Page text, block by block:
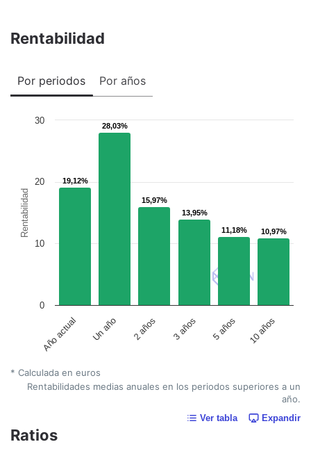
Rentabilidad
Por periodos Por años
Rentabilidad
19,12%
19,12%
28,03%
28,03%
15,97%
15,97%
13,95%
13,95%
11,18%
11,18% 10,97%
10,97%
Año actual Un año 2 años 3 años 5 años 10 años
0
10
20
30
* Calculada en euros
Rentabilidades medias anuales en los periodos superiores a un
año.
Ver tabla Expandir
Ratios